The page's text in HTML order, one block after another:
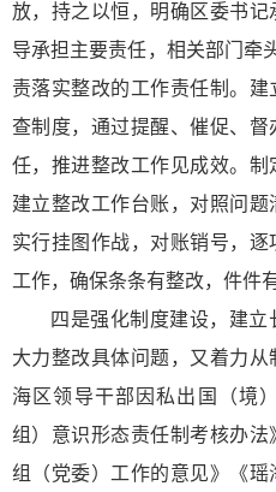
放，持之以恒，明确区委书
导承担主要责任，相关部门牵
责落实整改的工作责任制。
查制度，通过提醒、催促、
任，推进整改工作见成效。制
建立整改工作台账，对照问题
实行挂图作战，对账销号，
工作，确保条条有整改，件件
四是强化制度建设，建
大力整改具体问题，又着力
海区领导干部因私出国（境
组）意识形态责任制考核办
组（党委）工作的意见》《